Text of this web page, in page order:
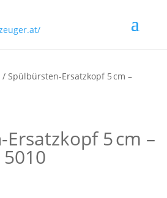
/ Spülbürsten-Ersatzkopf 5 cm –
5 cm –